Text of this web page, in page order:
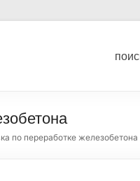
для
по переработке железобетона